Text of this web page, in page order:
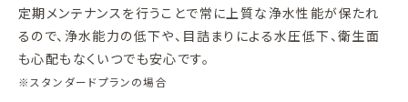
定期メンテナンスを行うことで常に上質な浄水性能が保たれ
るので、浄水能力の低下や、目詰まりによる水圧低下、衛生面
も心配もなくいつでも安心です。
※スタンダードプランの場合